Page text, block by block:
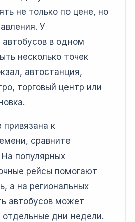
не только по цене, но
У
в одном
несколько точек
автостанция,
торговый центр или
привязана к
сравните
популярных
рейсы помогают
а на региональных
автобусов может
отдельные дни недели.